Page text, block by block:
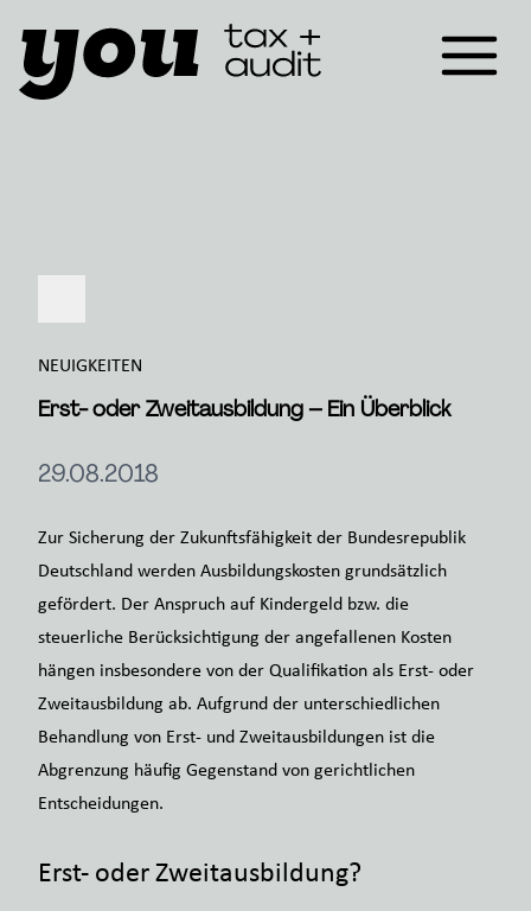
NEUIGKEITEN
Erst- oder Zweitausbildung – Ein Überblick
29.08.2018
Zur Sicherung der Zukunftsfähigkeit der Bundesrepublik
Deutschland werden Ausbildungskosten grundsätzlich
gefördert. Der Anspruch auf Kindergeld bzw. die
steuerliche Berücksichtigung der angefallenen Kosten
hängen insbesondere von der Qualifikation als Erst- oder
Zweitausbildung ab. Aufgrund der unterschiedlichen
Behandlung von Erst- und Zweitausbildungen ist die
Abgrenzung häufig Gegenstand von gerichtlichen
Entscheidungen.
Erst- oder Zweitausbildung?